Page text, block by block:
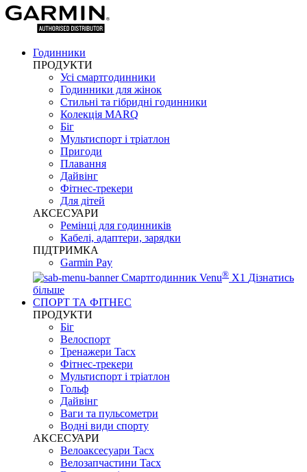
Годинники
ПРОДУКТИ
Усі смартгодинники
Годинники для жінок
Стильні та гібридні годинники
Колекція MARQ
Біг
Мультиспорт і тріатлон
Пригоди
Плавання
Дайвінг
Фітнес-трекери
Для дітей
АКСЕСУАРИ
Ремінці для годинників
Кабелі, адаптери, зарядки
ПІДТРИМКА
Garmin Pay
Смартгодинник Venu® X1 Дізнатись
більше
СПОРТ ТА ФІТНЕС
ПРОДУКТИ
Біг
Велоспорт
Тренажери Tacx
Фітнес-трекери
Мультиспорт і тріатлон
Гольф
Дайвінг
Ваги та пульсометри
Водні види спорту
AKCЕСУАРИ
Велоаксесуари Tacx
Велозапчастини Tacx